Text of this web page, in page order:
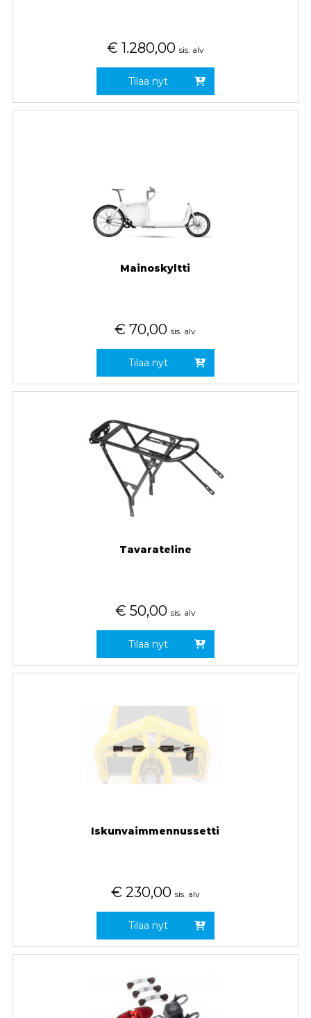
€ 1.280,00 sis. alv
Tilaa nyt
Mainoskyltti
€ 70,00 sis. alv
Tilaa nyt
Tavarateline
€ 50,00 sis. alv
Tilaa nyt
Iskunvaimmennussetti
€ 230,00 sis. alv
Tilaa nyt